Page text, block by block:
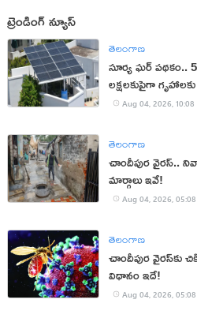
ట్రెండింగ్ న్యూస్
తెలంగాణ
సూర్య ఘర్ పథకం..
లక్షలకుపైగా
Aug 04, 2026, 10:08
తెలంగాణ
చాందీపుర వైరస్..
మార్గాలు ఇవే!
Aug 04, 2026, 05:08
తెలంగాణ
చాందీపుర వైరస్‌కు
విధానం ఇదే!
Aug 04, 2026, 05:08